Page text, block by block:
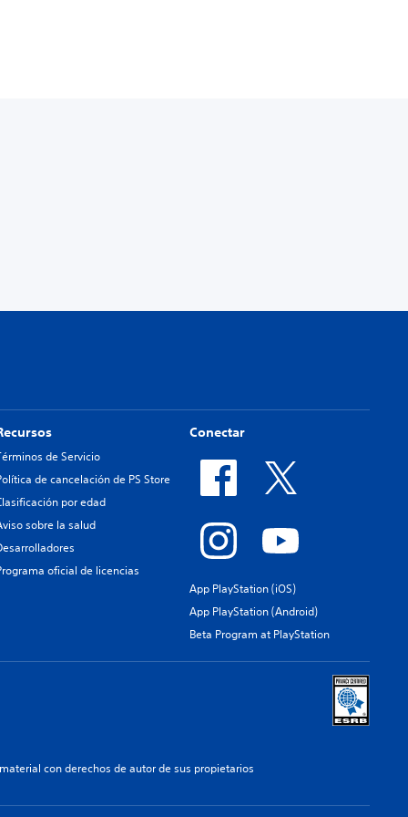
de Servicio
de cancelación de PS Store
por edad
sobre la salud
oficial de licencias
Conectar
App PlayStation (iOS)
App PlayStation (Android)
Beta Program at PlayStation
con derechos de autor de sus propietarios